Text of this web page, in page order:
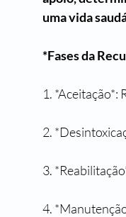
uma vida
*Fases da
1. *Aceitação*:
2.
3.
4.